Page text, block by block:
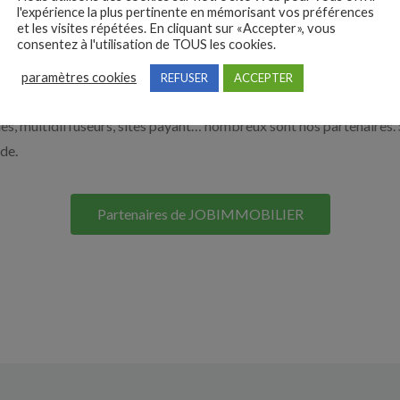
solutions pour vous aider à recruter en cliquant sur le bouton
Nos solutions entreprises
multidiffuseurs, sites payant… nombreux sont nos partenaires.
Partenaires de JOBIMMOBILIER
l'expérience la plus pertinente en mémorisant vos préférences
et les visites répétées. En cliquant sur «Accepter», vous
consentez à l'utilisation de TOUS les cookies.
paramètres cookies REFUSER ACCEPTER